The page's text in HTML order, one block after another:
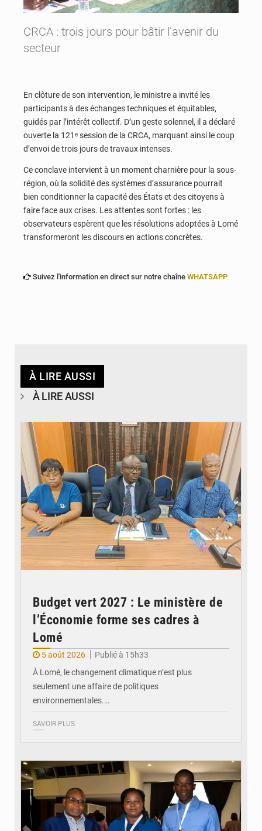
CRCA : trois jours pour bâtir l’avenir du
secteur
En clôture de son intervention, le ministre a invité les
participants à des échanges techniques et équitables,
guidés par l’intérêt collectif. D’un geste solennel, il a déclaré
ouverte la 121ᵉ session de la CRCA, marquant ainsi le coup
d’envoi de trois jours de travaux intenses.
Ce conclave intervient à un moment charnière pour la sous-
région, où la solidité des systèmes d’assurance pourrait
bien conditionner la capacité des États et des citoyens à
faire face aux crises. Les attentes sont fortes : les
observateurs espèrent que les résolutions adoptées à Lomé
transformeront les discours en actions concrètes.
Suivez l'information en direct sur notre chaîne WHATSAPP
À LIRE AUSSI
À LIRE AUSSI
Budget vert 2027 : Le ministère de
l’Économie forme ses cadres à
Lomé
5 août 2026
Publié à 15h33
À Lomé, le changement climatique n’est plus
seulement une affaire de politiques
environnementales.…
SAVOIR PLUS